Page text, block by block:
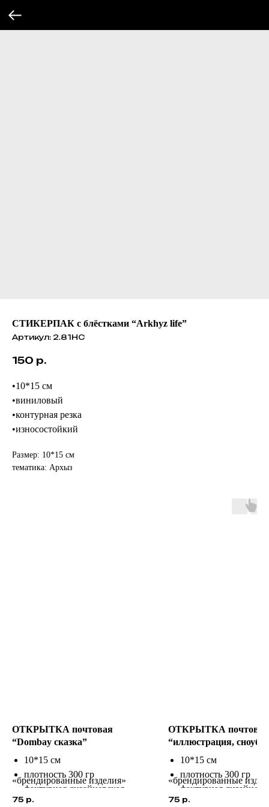
СТИКЕРПАК с блёстками “Arkhyz life”
Артикул: 2.81НС
150 р.
•10*15 см
•виниловый
•контурная резка
•износостойкий
Размер: 10*15 см
тематика: Архыз
ОТКРЫТКА почтовая
“Dombay сказка”
10*15 см
плотность 300 гр
фактурная дизайнерская
бумага
«брендированные изделия»
75 р.
ОТКРЫТКА почтовая
“иллюстрация,
10*15 см
плотность 300 гр
фактурная
бумага
«брендированные
75 р.